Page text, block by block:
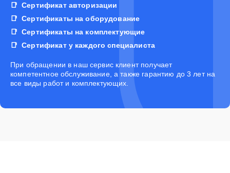
Сертификат авторизации
Сертификаты на оборудование
Сертификаты на комплектующие
Сертификат у каждого специалиста
При обращении в наш сервис клиент получает
компетентное обслуживание, а также гарантию до 3 лет на
все виды работ и комплектующих.